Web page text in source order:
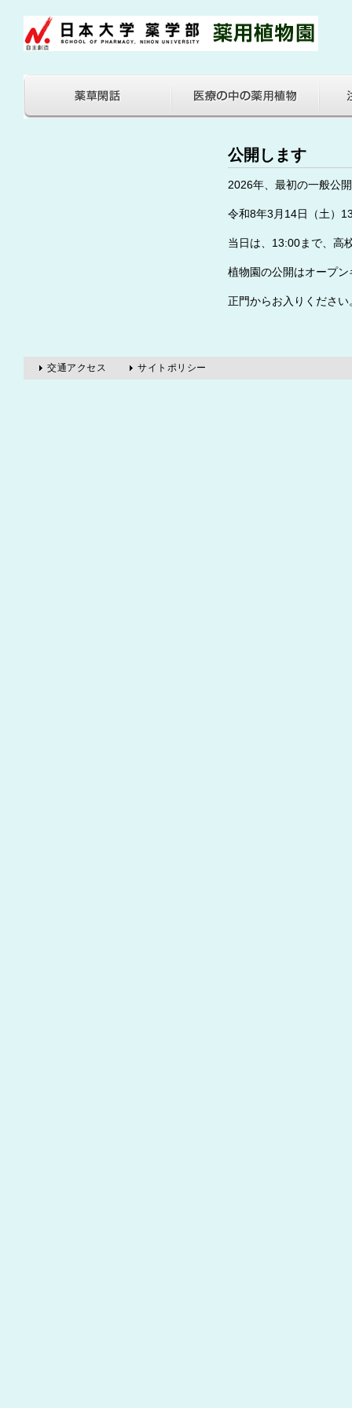
公開します
2026年、最初の一般公
令和8年3月14日（土）
当日は、13:00まで、高
植物園の公開はオープ
正門からお入りください
交通アクセス サイトポリシー